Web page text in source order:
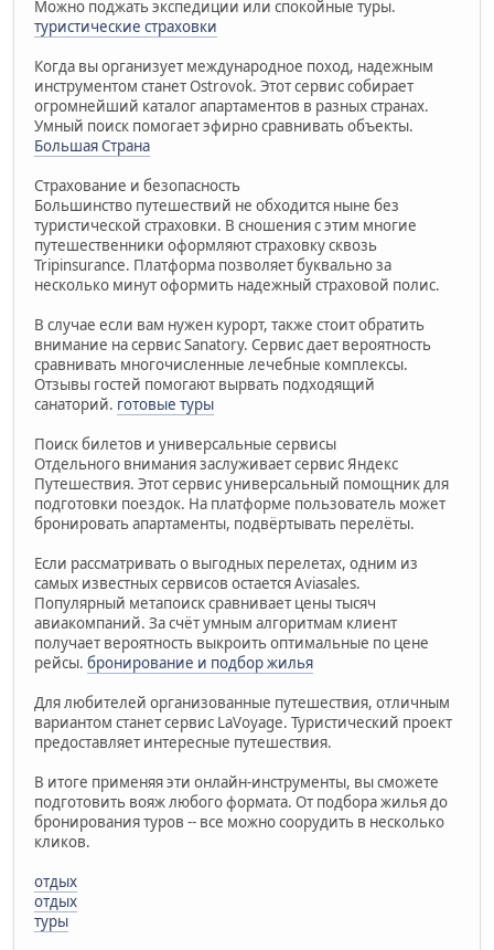
Можно поджать экспедиции или спокойные туры.
туристические страховки
Когда вы организует международное поход, надежным
инструментом станет Ostrovok. Этот сервис собирает
огромнейший каталог апартаментов в разных странах.
Умный поиск помогает эфирно сравнивать объекты.
Большая Страна
Страхование и безопасность
Большинство путешествий не обходится ныне без
туристической страховки. В сношения с этим многие
путешественники оформляют страховку сквозь
Tripinsurance. Платформа позволяет буквально за
несколько минут оформить надежный страховой полис.
В случае если вам нужен курорт, также стоит обратить
внимание на сервис Sanatory. Сервис дает вероятность
сравнивать многочисленные лечебные комплексы.
Отзывы гостей помогают вырвать подходящий
санаторий. готовые туры
Поиск билетов и универсальные сервисы
Отдельного внимания заслуживает сервис Яндекс
Путешествия. Этот сервис универсальный помощник для
подготовки поездок. На платформе пользователь может
бронировать апартаменты, подвёртывать перелёты.
Если рассматривать о выгодных перелетах, одним из
самых известных сервисов остается Aviasales.
Популярный метапоиск сравнивает цены тысяч
авиакомпаний. За счёт умным алгоритмам клиент
получает вероятность выкроить оптимальные по цене
рейсы. бронирование и подбор жилья
Для любителей организованные путешествия, отличным
вариантом станет сервис LaVoyage. Туристический проект
предоставляет интересные путешествия.
В итоге применяя эти онлайн-инструменты, вы сможете
подготовить вояж любого формата. От подбора жилья до
бронирования туров -- все можно соорудить в несколько
кликов.
отдых
отдых
туры